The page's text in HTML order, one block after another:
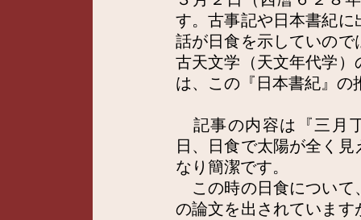
す。古事記や日本書紀
話が日食を示していの
古天文学（天文年代学
は、この『日本書紀』の
記事の内容は『三月
日、日食で太陽が全く
なり簡潔です。
この時の日食について
の論文を出されていま